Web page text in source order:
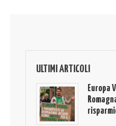
ULTIMI ARTICOLI
Europa